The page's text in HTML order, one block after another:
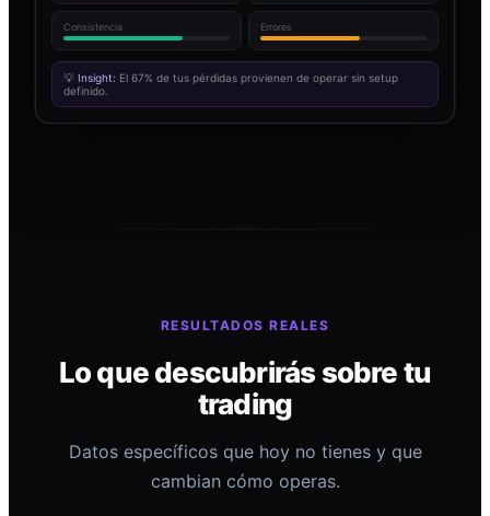
Consistencia Errores
💡 Insight: El 67% de tus pérdidas provienen de operar sin setup
definido.
RESULTADOS REALES
Lo que descubrirás sobre tu
trading
Datos específicos que hoy no tienes y que
cambian cómo operas.